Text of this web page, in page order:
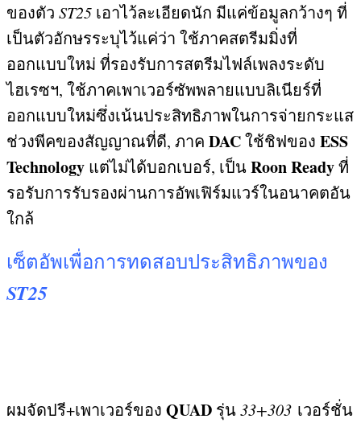
ของตัว ST25 เอาไว้ละเอียดนัก มีแค่ข้อมูลกว้างๆ ที่
เป็นตัวอักษรระบุไว้แค่ว่า ใช้ภาคสตรีมมิ่งที่
ออกแบบใหม่ ที่รองรับการสตรีมไฟล์เพลงระดับ
ไฮเรซฯ, ใช้ภาคเพาเวอร์ซัพพลายแบบลิเนียร์ที่
ออกแบบใหม่ซึ่งเน้นประสิทธิภาพในการจ่ายกระแส
ช่วงพีคของสัญญาณที่ดี, ภาค DACใช้ชิฟของ ESS
Technology แต่ไม่ได้บอกเบอร์, เป็นRoon Readyที่
รอรับการรับรองผ่านการอัพเฟิร์มแวร์ในอนาคตอัน
ใกล้
เซ็ตอัพเพื่อการทดสอบประสิทธิภาพของ
ST25
ผมจัดปรี+เพาเวอร์ของ QUAD รุ่น33+303 เวอร์ชั่น